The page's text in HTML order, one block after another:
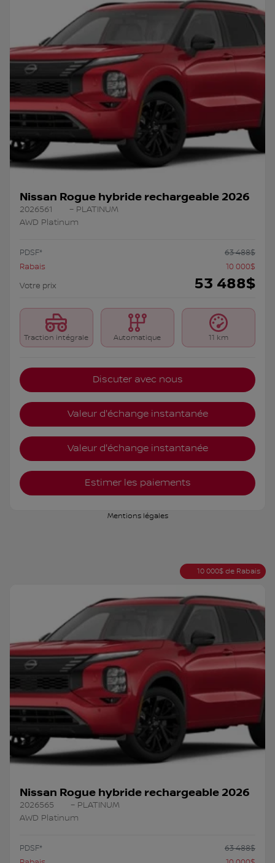
Nissan Rogue hybride rechargeable 2026
2026561
– PLATINUM
AWD Platinum
PDSF* 63 488$
Rabais
10 000$
Votre prix
53 488$
Traction intégrale Automatique 11 km
Discuter avec nous
Valeur d'échange instantanée
Valeur d'échange instantanée
Estimer les paiements
Mentions légales
10 000$ de Rabais
Nissan Rogue hybride rechargeable 2026
2026565
– PLATINUM
AWD Platinum
PDSF* 63 488$